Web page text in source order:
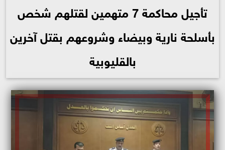
تأجيل محاكمة 7 متهمين لقتلهم شخص
بأسلحة نارية وبيضاء وشروعهم بقتل آخرين
بالقليوبية